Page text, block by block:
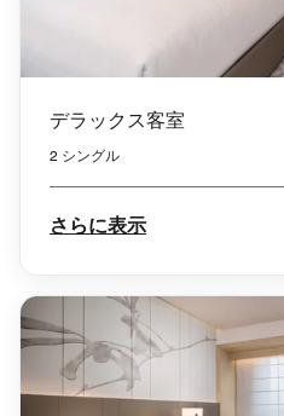
デラックス客室
2 シングル
さらに表示